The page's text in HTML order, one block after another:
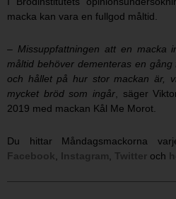
macka kan vara en fullgod måltid.
– Missuppfattningen att en macka
måltid behöver dementeras en
och hållet på hur stor mackan är,
mycket bröd som ingår, säger
2019 med mackan Kål Me Morot.
Du hittar Måndagsmackorna
Facebook, Instagram, Twitter och